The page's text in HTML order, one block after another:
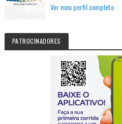
Ver meu perfil completo
PATROCINADORES